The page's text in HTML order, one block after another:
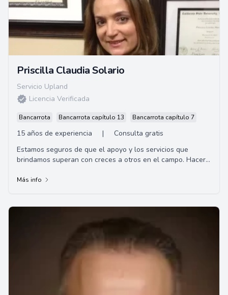
Priscilla Claudia Solario
Servicio Upland
Licencia Verificada
Bancarrota Bancarrota capítulo 13 Bancarrota capítulo 7
15 años de experiencia |
Consulta gratis
Estamos seguros de que el apoyo y los servicios que
brindamos superan con creces a otros en el campo. Hacer
Más info